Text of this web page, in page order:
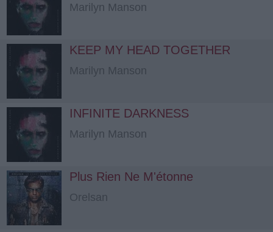
Marilyn Manson
KEEP MY HEAD TOGETHER
Marilyn Manson
INFINITE DARKNESS
Marilyn Manson
Plus Rien Ne M'étonne
Orelsan